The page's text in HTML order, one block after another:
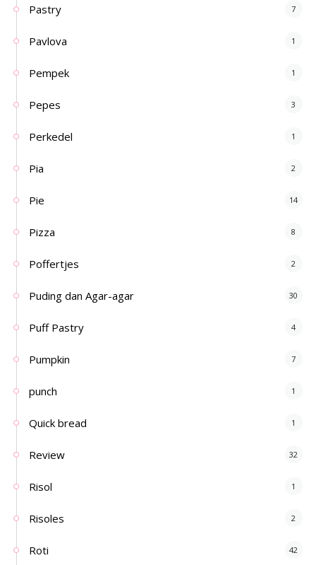
Pastry 7
Pavlova 1
Pempek 1
Pepes 3
Perkedel 1
Pia 2
Pie 14
Pizza 8
Poffertjes 2
Puding dan Agar-agar 30
Puff Pastry 4
Pumpkin 7
punch 1
Quick bread 1
Review 32
Risol 1
Risoles 2
Roti 42